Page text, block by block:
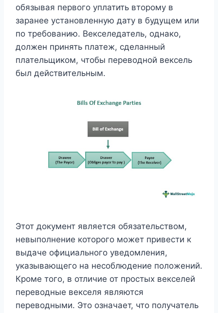
обязывая первого уплатить второму в
заранее установленную дату в будущем или
по требованию. Векселедатель, однако,
должен принять платеж, сделанный
плательщиком, чтобы переводной вексель
был действительным.
Этот документ является обязательством,
невыполнение которого может привести к
выдаче официального уведомления,
указывающего на несоблюдение положений.
Кроме того, в отличие от простых векселей
переводные векселя являются
переводными. Это означает, что получатель